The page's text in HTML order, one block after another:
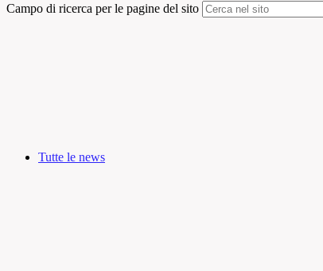
Campo di ricerca per le pagine del sito
Tutte le news